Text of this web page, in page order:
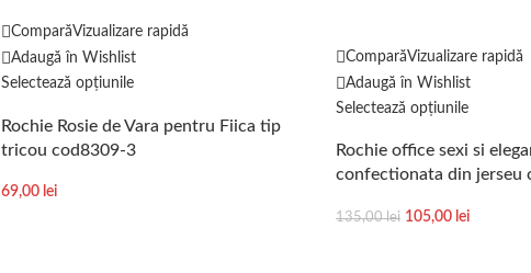
ComparăVizualizare rapidă
Adaugă în Wishlist
Selectează opțiunile
Rochie Rosie de Vara pentru Fiica tip
tricou cod8309-3
69,00 lei
ComparăVizualizare rapidă
Adaugă în Wishlist
Selectează opțiunile
Rochie office sexi si
confectionata din jerseu
135,00lei 105,00 lei